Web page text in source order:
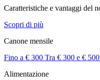
Caratteristiche e vantaggi del
Scopri di più
Canone mensile
Fino a € 300 Tra € 300 e € 500
Alimentazione